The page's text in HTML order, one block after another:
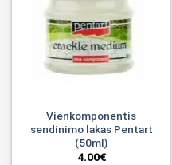
Vienkomponentis
sendinimo lakas Pentart
(50ml)
4.00€